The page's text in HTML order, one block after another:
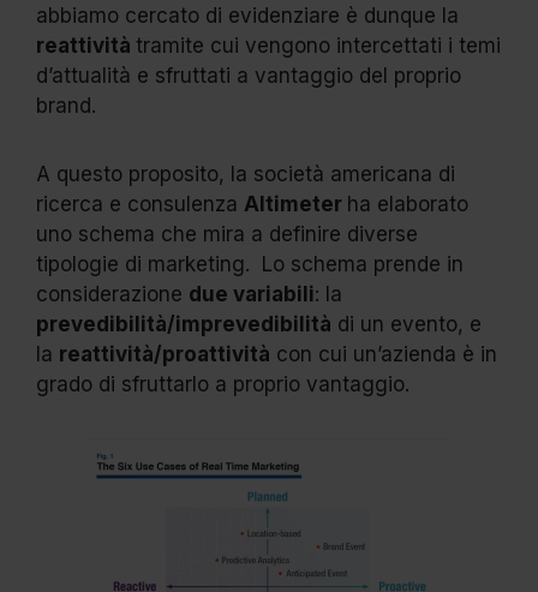
abbiamo cercato di evidenziare è dunque la
reattività tramite cui vengono intercettati i temi
d’attualità e sfruttati a vantaggio del proprio
brand.
A questo proposito, la società americana di
ricerca e consulenza Altimeter ha elaborato
uno schema che mira a definire diverse
tipologie di marketing. Lo schema prende in
considerazione due variabili: la
prevedibilità/imprevedibilità di un evento, e
la reattività/proattività con cui un’azienda è in
grado di sfruttarlo a proprio vantaggio.